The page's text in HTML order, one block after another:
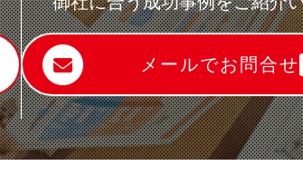
メールでお問合せ